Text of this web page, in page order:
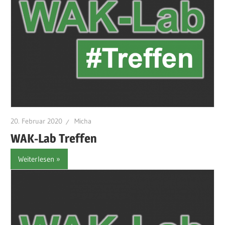
20. Februar 2020 Micha
WAK-Lab Treffen
Weiterlesen